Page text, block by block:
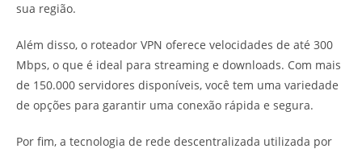
sua região.
Além disso, o roteador VPN oferece velocidades de até 300
Mbps, o que é ideal para streaming e downloads. Com mais
de 150.000 servidores disponíveis, você tem uma variedade
de opções para garantir uma conexão rápida e segura.
Por fim, a tecnologia de rede descentralizada utilizada por